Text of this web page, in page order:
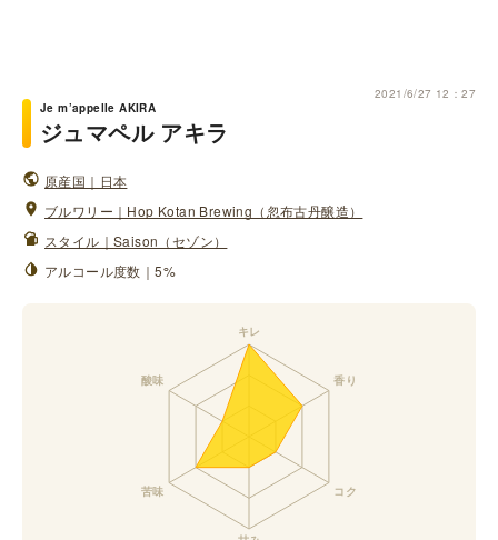
2021/6/27 12：27
Je m’appelle AKIRA
ジュマペル アキラ
原産国｜日本
ブルワリー｜Hop Kotan Brewing（忽布古丹醸造）
スタイル｜Saison（セゾン）
アルコール度数｜5%